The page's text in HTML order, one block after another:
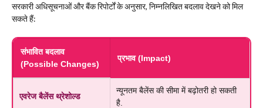
​सरकारी अधिसूचनाओं और बैंक रिपोर्टों के अनुसार, निम्नलिखित बदलाव देखने को मिल
सकते हैं:
संभावित बदलाव
(Possible Changes)
प्रभाव (Impact)
एवरेज बैलेंस थ्रेशोल्ड
न्यूनतम बैलेंस की सीमा में बढ़ोतरी हो सकती
है.